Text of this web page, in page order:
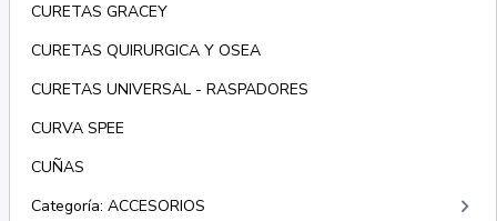
CURETAS GRACEY
CURETAS QUIRURGICA Y OSEA
CURETAS UNIVERSAL - RASPADORES
CURVA SPEE
CUÑAS
Categoría: ACCESORIOS
keyboard_arrow_right